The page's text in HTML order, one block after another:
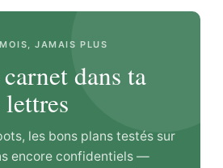
JAMAIS PLUS
dans ta
les bons plans testés sur
encore confidentiels —